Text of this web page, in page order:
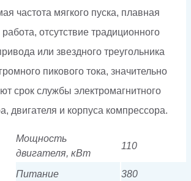
частота мягкого пуска, плавная
отсутствие традиционного
или звездного треугольника
пикового тока, значительно
срок службы электромагнитного
двигателя и корпуса компрессора.
Мощность
двигателя, кВт
110
Питание
380